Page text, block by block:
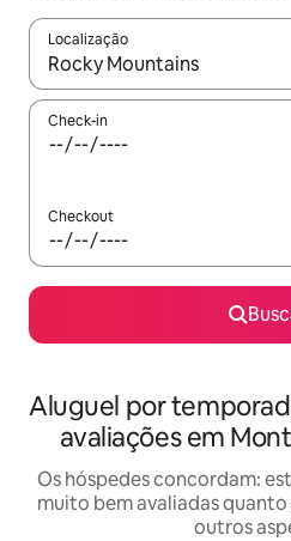
Localização
Quando os resultados
Check-in
Checkout
Aluguel por
avaliações em
Os hóspedes concordam:
muito bem avaliadas
outros